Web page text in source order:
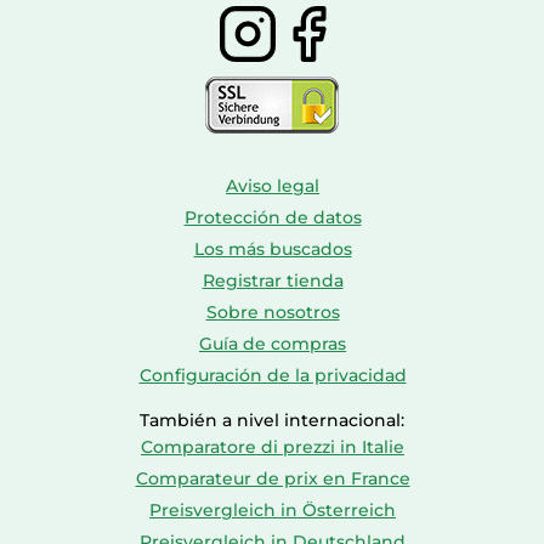
Aviso legal
Protección de datos
Los más buscados
Registrar tienda
Sobre nosotros
Guía de compras
Configuración de la privacidad
También a nivel internacional:
Comparatore di prezzi in Italie
Comparateur de prix en France
Preisvergleich in Österreich